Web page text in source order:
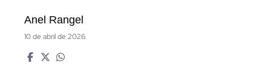
Anel Rangel
10 de abril de 2026